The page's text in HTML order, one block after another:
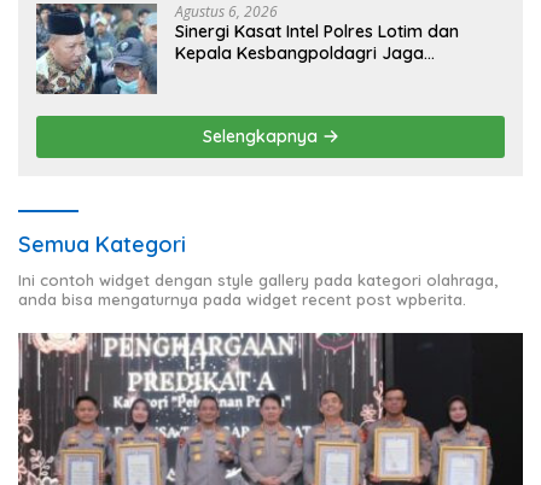
Agustus 6, 2026
Sinergi Kasat Intel Polres Lotim dan
Kepala Kesbangpoldagri Jaga
Selengkapnya
Semua Kategori
Ini contoh widget dengan style gallery pada kategori olahraga,
anda bisa mengaturnya pada widget recent post wpberita.